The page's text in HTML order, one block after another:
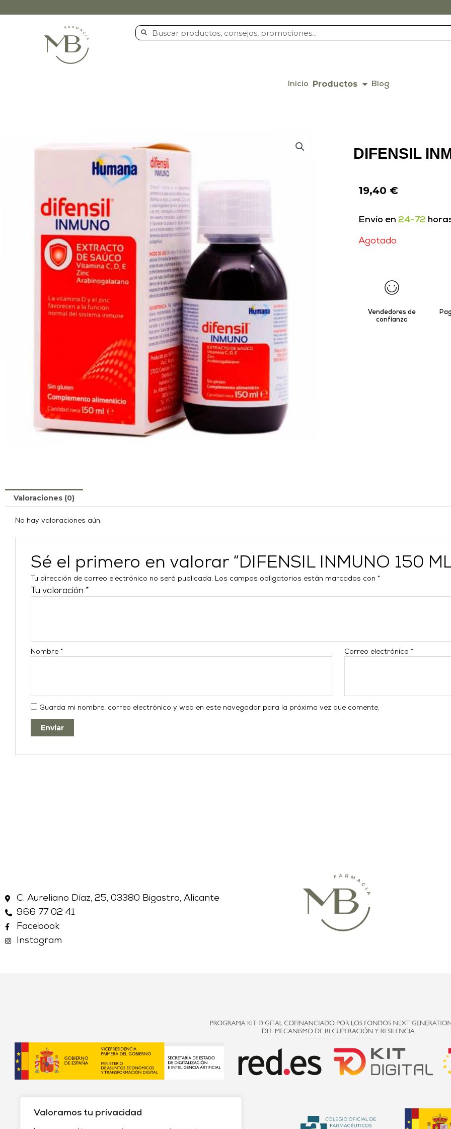
Valoramos tu privacidad
Inicio Productos Blog
DIFENSIL
19,40 €
Envío en 24-72
Agotado
Vendedores de
confianza
Valoraciones (0)
No hay valoraciones aún.
Sé el primero en valorar “DIFENSIL INMUNO 150
Tu dirección de correo electrónico no será publicada. Los campos obligatorios están marcados con*
Tu valoración *
Nombre* Correo electrónico*
Guarda mi nombre, correo electrónico y web en este navegador para la próxima vez que comente.
C. Aureliano Díaz, 25, 03380 Bigastro, Alicante
966 77 02 41
Facebook
Instagram